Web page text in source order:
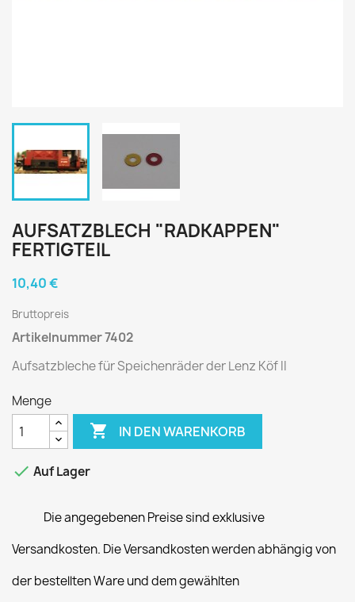
AUFSATZBLECH "RADKAPPEN"
FERTIGTEIL
10,40 €
Bruttopreis
Artikelnummer 7402
Aufsatzbleche für Speichenräder der Lenz Köf II
Menge
 IN DEN WARENKORB
 Auf Lager
Die angegebenen Preise sind exklusive
Versandkosten. Die Versandkosten werden abhängig von
der bestellten Ware und dem gewählten